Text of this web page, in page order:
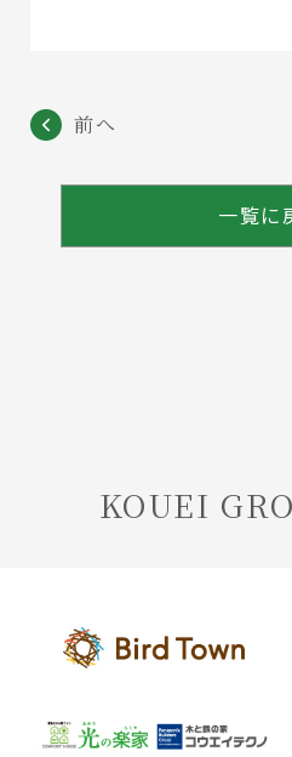
前へ
一覧に
KOUEI